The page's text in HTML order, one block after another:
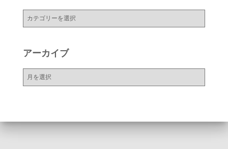
ー
アーカイブ
ー